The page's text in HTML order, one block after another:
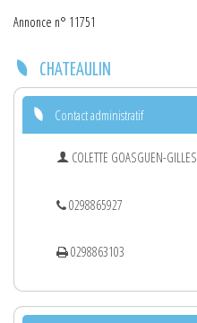
Annonce n° 11751
CHATEAULIN
Contact administratif
COLETTE GOASGUEN-GILLES
0298865927
0298863103